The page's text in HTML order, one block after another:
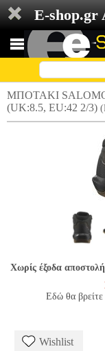
E-shop.gr
ΜΠΟΤΑΚΙ
(UK:8.5, EU:42 2/3)
Χωρίς έξοδα
Εδώ θα βρείτε
Wishlist